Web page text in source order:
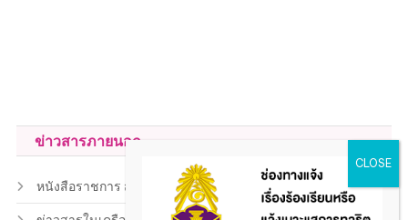
ข่าวสารภายนอก
หนังสือราชการ สถ.